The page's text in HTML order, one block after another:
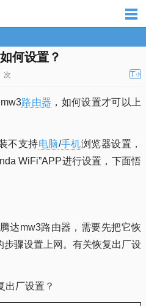
何设置？
次 T小
路由器 ，如何设置才可以上
不支持电脑/手机浏览器设置，
WiFi”APP进行设置，下面悟
达mw3路由器，需要先把它恢
骤设置上网。有关恢复出厂设
出厂设置？